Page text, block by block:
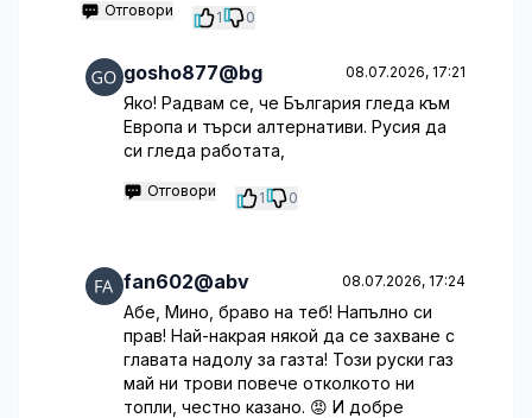
Отговори 1 0
gosho877@bg 08.07.2026, 17:21
Яко! Радвам се, че България гледа към
Европа и търси алтернативи. Русия да
си гледа работата,
Отговори 1 0
fan602@abv 08.07.2026, 17:24
Абе, Мино, браво на теб! Напълно си
прав! Най-накрая някой да се захване с
главата надолу за газта! Този руски газ
май ни трови повече отколкото ни
топли, честно казано. 😡 И добре